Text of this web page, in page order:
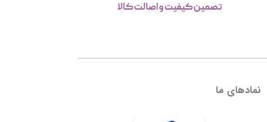
تصمین کیفیت و اصالت کالا
نمادهای ما